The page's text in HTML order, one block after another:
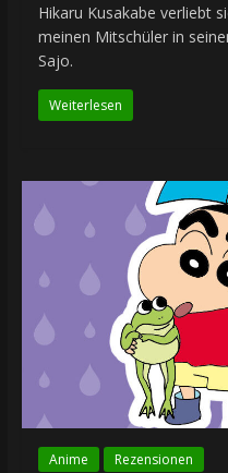
Hikaru Kusakabe verliebt
meinen Mitschüler in
Sajo.
Weiterlesen
Anime Rezensionen